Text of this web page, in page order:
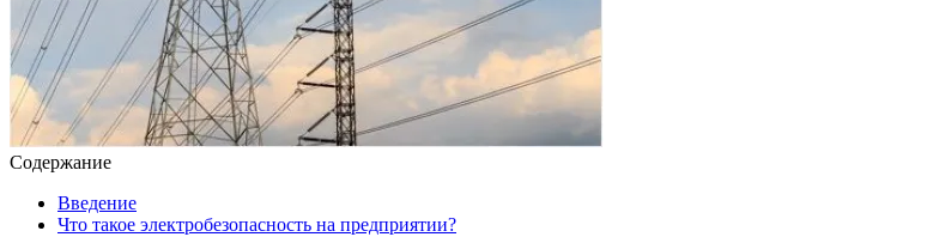
Содержание
Введение
Что такое электробезопасность на предприятии?